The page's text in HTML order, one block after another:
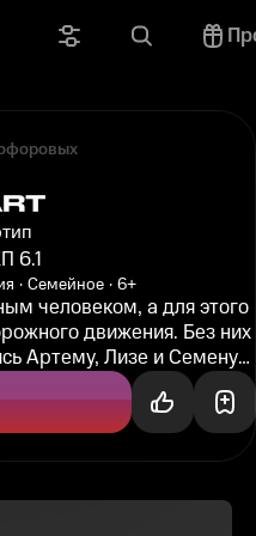
6.1
Семейное 6+
человеком, а для этого
движения. Без них
Артему, Лизе и Семену-